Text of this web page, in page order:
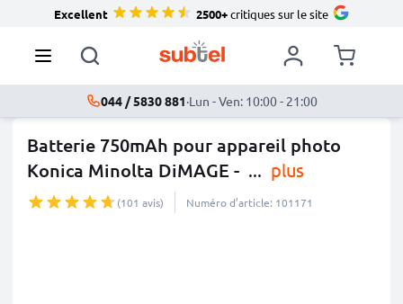
Excellent 2500+critiques sur le site
044 / 5830 881·Lun - Ven: 10:00 - 21:00
Batterie 750mAh pour appareil photo
Konica Minolta DiMAGE - ... plus
(101 avis) Numéro d’article: 101171